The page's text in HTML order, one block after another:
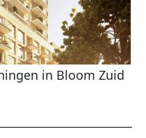
in Bloom Zuid